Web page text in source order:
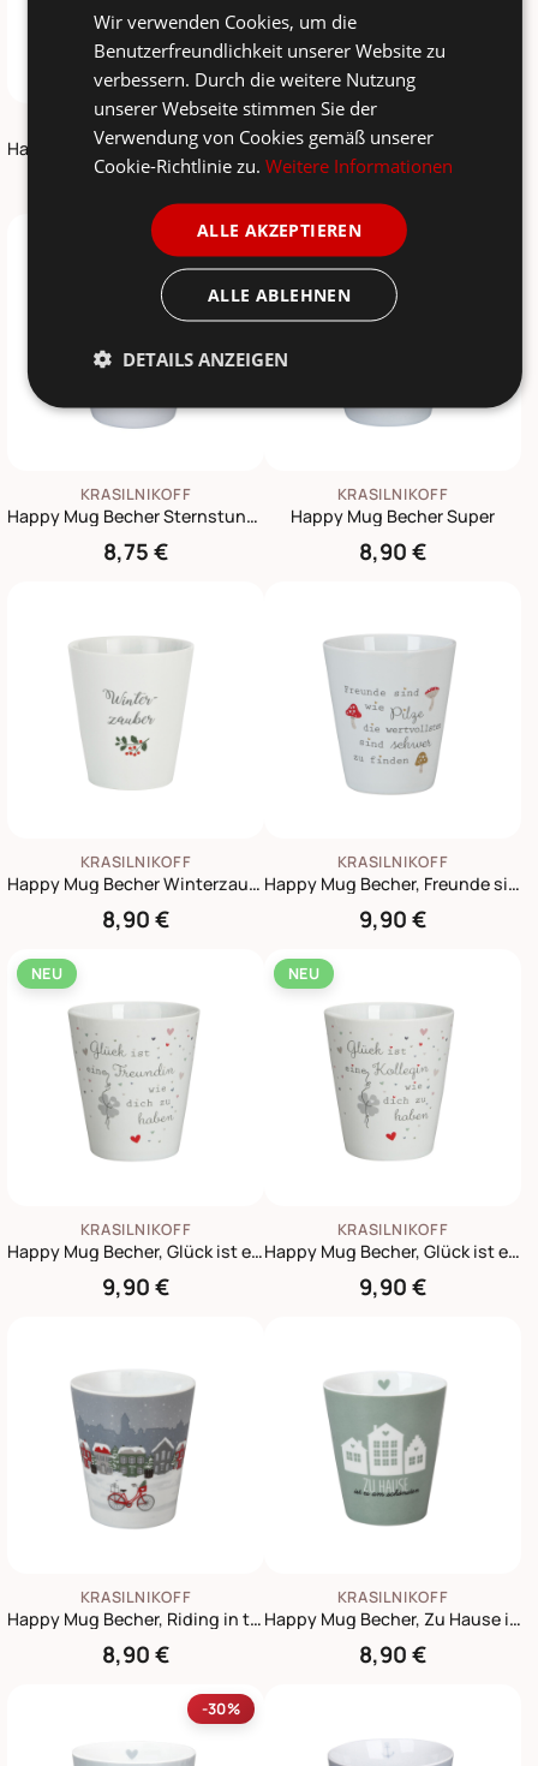
KRASILNIKOFF
Happy Mug Becher Schön, dass du da bist
9,90 €
KRASILNIKOFF
9,90 €
KRASILNIKOFF
Happy Mug Becher Sternstunden
8,75 €
KRASILNIKOFF
Happy Mug Becher Super
8,90 €
KRASILNIKOFF
Happy Mug Becher Winterzauber
8,90 €
KRASILNIKOFF
Happy Mug Becher, Freunde sind wie Pilze
9,90 €
NEU
KRASILNIKOFF
Happy Mug Becher, Glück ist eine Freundin wie Dich zu haben
9,90 €
NEU
KRASILNIKOFF
Happy Mug Becher, Glück ist eine Kollegin wie Dich zu haben
9,90 €
KRASILNIKOFF
Happy Mug Becher, Riding in the city
8,90 €
KRASILNIKOFF
Happy Mug Becher, Zu Hause ist es am schönsten
8,90 €
-30%
Wir verwenden Cookies, um die
Benutzerfreundlichkeit unserer Website zu
verbessern. Durch die weitere Nutzung
unserer Webseite stimmen Sie der
Verwendung von Cookies gemäß unserer
Cookie-Richtlinie zu. Weitere Informationen
ALLE AKZEPTIEREN
ALLE ABLEHNEN
DETAILS ANZEIGEN